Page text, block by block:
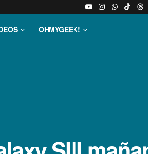
OHMYGEEK!